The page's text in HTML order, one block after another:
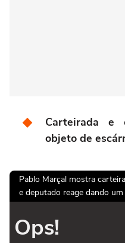
Carteirada e
objeto de
Pablo Marçal mostra
e deputado reage dando
Ops!